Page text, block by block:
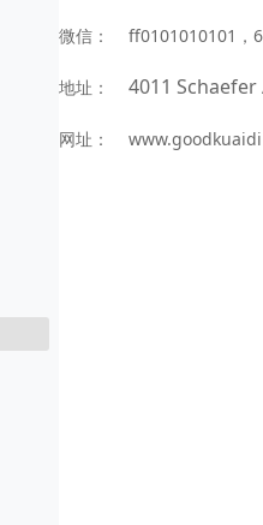
微信： ff0101010101，
地址： 4011 Schaefer
网址：